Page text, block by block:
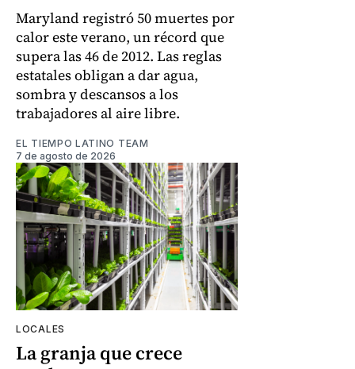
Maryland registró 50 muertes por
calor este verano, un récord que
supera las 46 de 2012. Las reglas
estatales obligan a dar agua,
sombra y descansos a los
trabajadores al aire libre.
EL TIEMPO LATINO TEAM
7 de agosto de 2026
LOCALES
La granja que crece